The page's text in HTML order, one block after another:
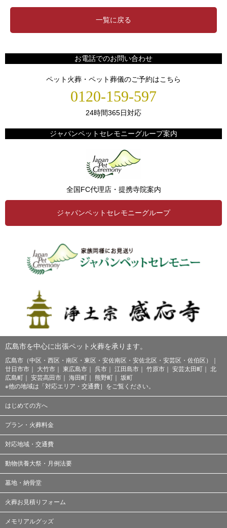
一覧に戻る
お電話でのお問い合わせ
ペット火葬・ペット葬儀のご予約はこちら
0120-159-597
24時間365日対応
ジャパンペットセレモニーグループ案内
全国FC代理店・提携寺院案内
ジャパンペットセレモニーグループ
広島市を中心に出張ペット火葬を承ります。
広島市（中区・西区・南区・東区・安佐南区・安佐北区・安芸区・佐伯区）
廿日市市
大竹市 東広島市 呉市 江田島市 竹原市 安芸太田町
北
広島町
安芸高田市 海田町 熊野町
坂町
※他の地域は「 対応エリア・交通費］をご覧ください。
はじめての方へ
プラン・火葬料金
対応地域・交通費
動物供養大祭・月例法要
墓地・納骨堂
火葬お見積りフォーム
メモリアルグッズ